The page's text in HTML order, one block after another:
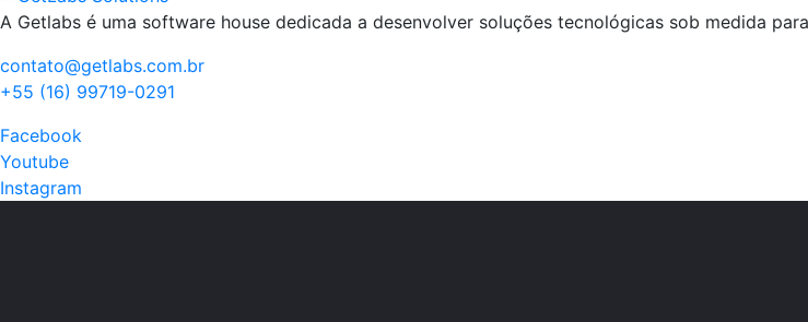
A Getlabs é uma software house dedicada a desenvolver soluções tecnológicas sob medida
contato@getlabs.com.br
+55 (16) 99719-0291
Facebook
Youtube
Instagram